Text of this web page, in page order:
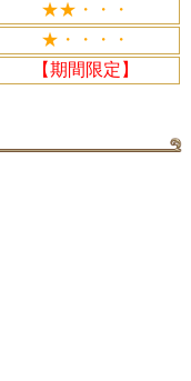
★★・・・
★・・・・
【期間限定】